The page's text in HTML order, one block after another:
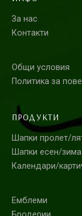
За нас
Контакти
Общи условия
Политика за
ПРОДУКТИ
Шапки пролет/
Шапки есен/зима
Календари/
Емблеми
Бродерии